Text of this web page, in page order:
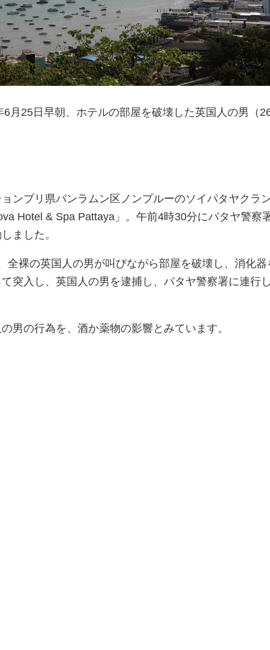
月25日早朝、ホテルの部屋を破壊した英国人の男（26
ンブリ県バンラムン区ノンプルーのソイパタヤクラ
Hotel & Spa Pattaya」。午前4時30分にパタヤ警察
ました。
全裸の英国人の男が叫びながら部屋を破壊し、消化器
突入し、英国人の男を逮捕し、パタヤ警察署に連行
男の行為を、酒か薬物の影響とみています。